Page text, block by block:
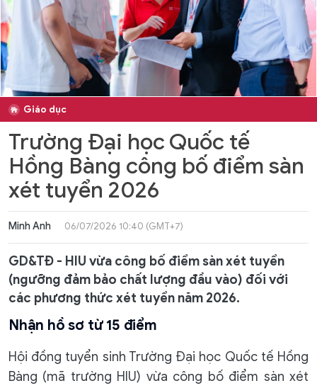
Giáo dục
Trường Đại học Quốc tế
Hồng Bàng công bố điểm sàn
xét tuyển 2026
Minh Anh 06/07/2026 10:40 (GMT+7)
GD&TĐ - HIU vừa công bố điểm sàn xét tuyển
(ngưỡng đảm bảo chất lượng đầu vào) đối với
các phương thức xét tuyển năm 2026.
Nhận hồ sơ từ 15 điểm
Hội đồng tuyển sinh Trường Đại học Quốc tế Hồng
Bàng (mã trường HIU) vừa công bố điểm sàn xét